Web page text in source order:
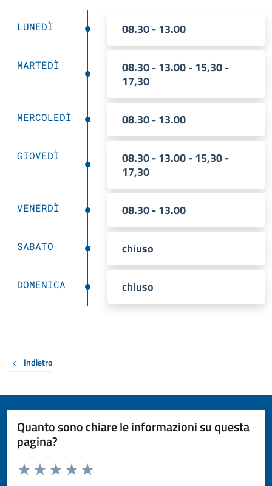
LUNEDÌ 08.30 - 13.00
MARTEDÌ
08.30 - 13.00 - 15,30 -
17,30
MERCOLEDÌ 08.30 - 13.00
GIOVEDÌ
08.30 - 13.00 - 15,30 -
17,30
VENERDÌ 08.30 - 13.00
SABATO chiuso
DOMENICA chiuso
Indietro
Quanto sono chiare le informazioni su questa
pagina?
Valuta da 1 a 5 stelle la pagina